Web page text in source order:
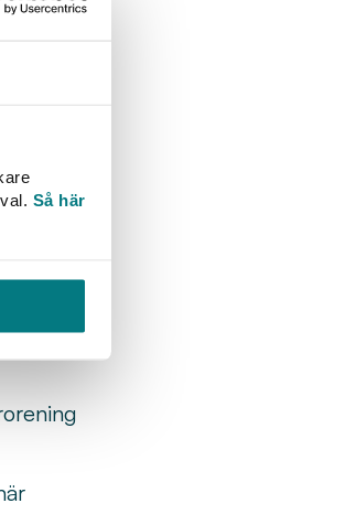
Så här
av en
av